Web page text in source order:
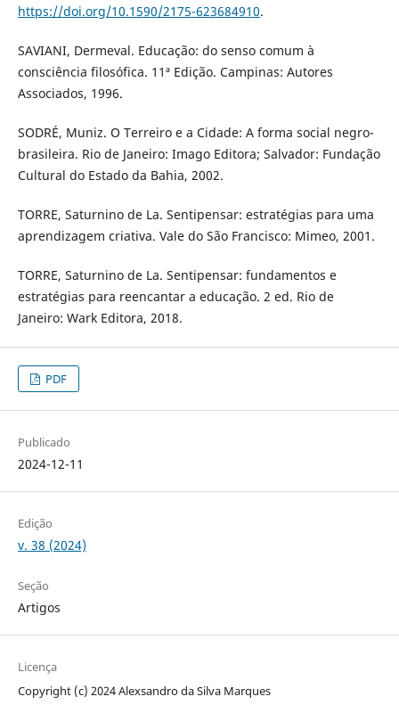
https://doi.org/10.1590/2175-623684910.
SAVIANI, Dermeval. Educação: do senso comum à
consciência filosófica. 11ª Edição. Campinas: Autores
Associados, 1996.
SODRÉ, Muniz. O Terreiro e a Cidade: A forma social negro-
brasileira. Rio de Janeiro: Imago Editora; Salvador: Fundação
Cultural do Estado da Bahia, 2002.
TORRE, Saturnino de La. Sentipensar: estratégias para uma
aprendizagem criativa. Vale do São Francisco: Mimeo, 2001.
TORRE, Saturnino de La. Sentipensar: fundamentos e
estratégias para reencantar a educação. 2 ed. Rio de
Janeiro: Wark Editora, 2018.
PDF
Publicado
2024-12-11
Edição
v. 38 (2024)
Seção
Artigos
Licença
Copyright (c) 2024 Alexsandro da Silva Marques